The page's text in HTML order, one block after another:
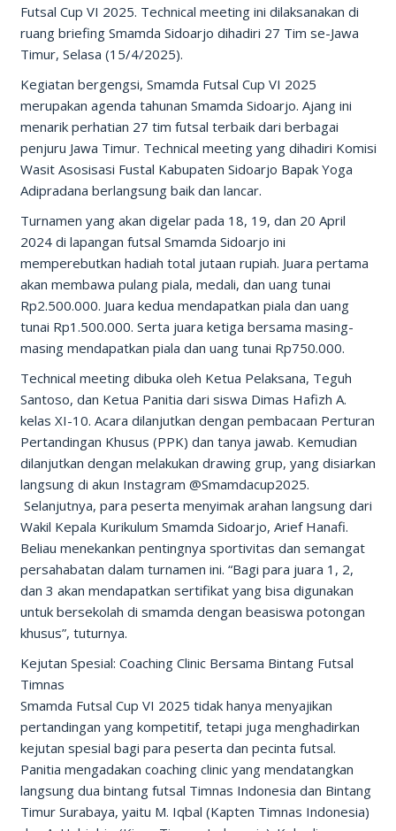
Futsal Cup VI 2025. Technical meeting ini dilaksanakan di
ruang briefing Smamda Sidoarjo dihadiri 27 Tim se-Jawa
Timur, Selasa (15/4/2025).
Kegiatan bergengsi, Smamda Futsal Cup VI 2025
merupakan agenda tahunan Smamda Sidoarjo. Ajang ini
menarik perhatian 27 tim futsal terbaik dari berbagai
penjuru Jawa Timur. Technical meeting yang dihadiri Komisi
Wasit Asosisasi Fustal Kabupaten Sidoarjo Bapak Yoga
Adipradana berlangsung baik dan lancar.
Turnamen yang akan digelar pada 18, 19, dan 20 April
2024 di lapangan futsal Smamda Sidoarjo ini
memperebutkan hadiah total jutaan rupiah. Juara pertama
akan membawa pulang piala, medali, dan uang tunai
Rp2.500.000. Juara kedua mendapatkan piala dan uang
tunai Rp1.500.000. Serta juara ketiga bersama masing-
masing mendapatkan piala dan uang tunai Rp750.000.
Technical meeting dibuka oleh Ketua Pelaksana, Teguh
Santoso, dan Ketua Panitia dari siswa Dimas Hafizh A.
kelas XI-10. Acara dilanjutkan dengan pembacaan Perturan
Pertandingan Khusus (PPK) dan tanya jawab. Kemudian
dilanjutkan dengan melakukan drawing grup, yang disiarkan
langsung di akun Instagram @Smamdacup2025.
Selanjutnya, para peserta menyimak arahan langsung dari
Wakil Kepala Kurikulum Smamda Sidoarjo, Arief Hanafi.
Beliau menekankan pentingnya sportivitas dan semangat
persahabatan dalam turnamen ini. “Bagi para juara 1, 2,
dan 3 akan mendapatkan sertifikat yang bisa digunakan
untuk bersekolah di smamda dengan beasiswa potongan
khusus”, tuturnya.
Kejutan Spesial: Coaching Clinic Bersama Bintang Futsal
Timnas
Smamda Futsal Cup VI 2025 tidak hanya menyajikan
pertandingan yang kompetitif, tetapi juga menghadirkan
kejutan spesial bagi para peserta dan pecinta futsal.
Panitia mengadakan coaching clinic yang mendatangkan
langsung dua bintang futsal Timnas Indonesia dan Bintang
Timur Surabaya, yaitu M. Iqbal (Kapten Timnas Indonesia)